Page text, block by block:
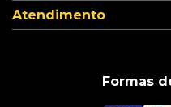
Atendimento
Formas